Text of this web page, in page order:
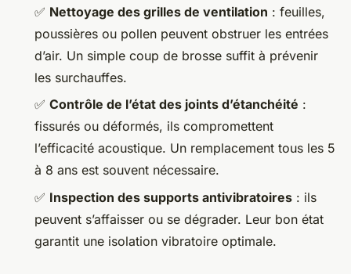
✅ Nettoyage des grilles de ventilation : feuilles,
poussières ou pollen peuvent obstruer les entrées
d’air. Un simple coup de brosse suffit à prévenir
les surchauffes.
✅ Contrôle de l’état des joints d’étanchéité :
fissurés ou déformés, ils compromettent
l’efficacité acoustique. Un remplacement tous les 5
à 8 ans est souvent nécessaire.
✅ Inspection des supports antivibratoires : ils
peuvent s’affaisser ou se dégrader. Leur bon état
garantit une isolation vibratoire optimale.